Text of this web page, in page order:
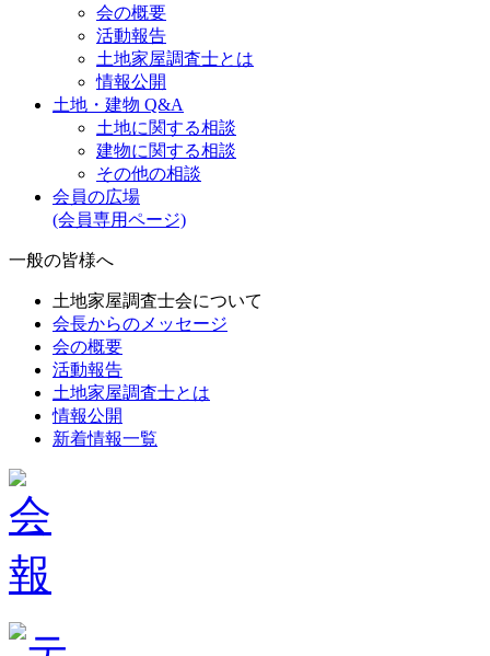
会の概要
活動報告
土地家屋調査士とは
情報公開
土地・建物 Q&A
土地に関する相談
建物に関する相談
その他の相談
会員の広場
(会員専用ページ)
一般の皆様へ
土地家屋調査士会について
会長からのメッセージ
会の概要
活動報告
土地家屋調査士とは
情報公開
新着情報一覧